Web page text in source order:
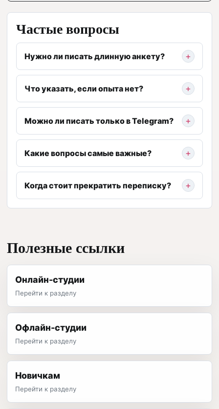
Частые вопросы
Нужно ли писать длинную анкету?
Что указать, если опыта нет?
Можно ли писать только в Telegram?
Какие вопросы самые важные?
Когда стоит прекратить переписку?
Полезные ссылки
Онлайн-студии
Перейти к разделу
Офлайн-студии
Перейти к разделу
Новичкам
Перейти к разделу